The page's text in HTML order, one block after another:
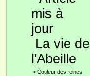
La vie de
l'Abeille
> Couleur des reines